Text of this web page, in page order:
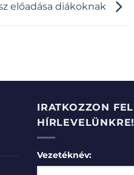
előadása diákoknak
IRATKOZZON FEL
HÍRLEVELÜNKRE!
Vezetéknév: